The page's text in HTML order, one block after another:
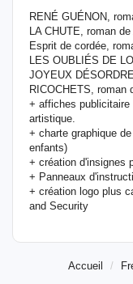
RENÉ GUÉNON,
LA CHUTE, roman
Esprit de cordée,
LES OUBLIÉS DE
JOYEUX
RICOCHETS, roman
+ affiches
artistique.
+ charte graphique
enfants)
+ création d'insignes
+ Panneaux
+ création logo plus
and Security
Accueil